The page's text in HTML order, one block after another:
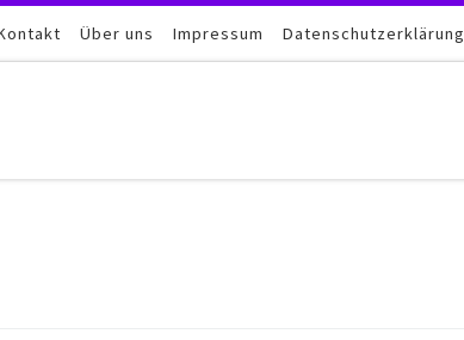
Über uns Impressum Datenschutzerklärung